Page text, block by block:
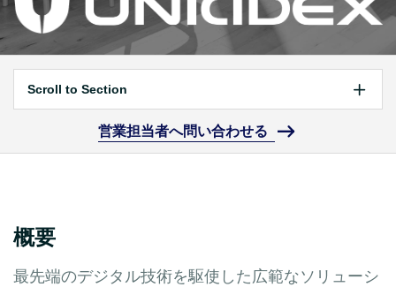
Scroll to Section
営業担当者へ問い合わせる
概要
最先端のデジタル技術を駆使した広範なソリューシ